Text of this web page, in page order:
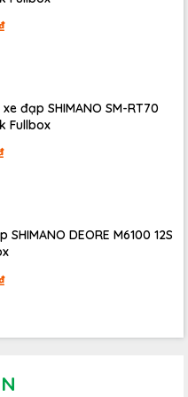
được sản xuất bằng chất
mát, thấm hút mồ hôi,
không gây khó chịu cho
đạp SHIMANO SM-RT70
Fullbox
SHIMANO DEORE M6100 12S